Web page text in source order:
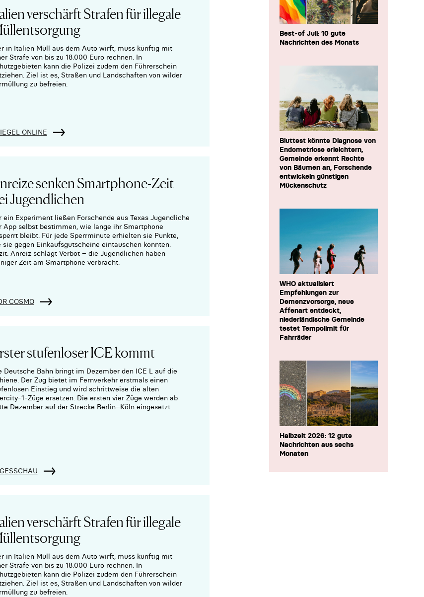
verschärft Strafen für illegale
in Italien Müll aus dem Auto wirft, muss künftig mit
Strafe von bis zu 18.000 Euro rechnen. In
kann die Polizei zudem den Führerschein
Ziel ist es, Straßen und Landschaften von wilder
zu befreien.
ONLINE
senken Smartphone-Zeit
Jugendlichen
ein Experiment ließen Forschende aus Texas Jugendliche
App selbst bestimmen, wie lange ihr Smartphone
bleibt. Für jede Sperrminute erhielten sie Punkte,
sie gegen Einkaufsgutscheine eintauschen konnten.
Anreiz schlägt Verbot – die Jugendlichen haben
Zeit am Smartphone verbracht.
COSMO
stufenloser ICE kommt
Deutsche Bahn bringt im Dezember den ICE L auf die
Der Zug bietet im Fernverkehr erstmals einen
Einstieg und wird schrittweise die alten
1-Züge ersetzen. Die ersten vier Züge werden ab
Dezember auf der Strecke Berlin–Köln eingesetzt.
verschärft Strafen für illegale
in Italien Müll aus dem Auto wirft, muss künftig mit
Strafe von bis zu 18.000 Euro rechnen. In
kann die Polizei zudem den Führerschein
Ziel ist es, Straßen und Landschaften von wilder
zu befreien.
Best-of Juli: 10 gute
Nachrichten des Monats
Bluttest könnte Diagnose von
Endometriose erleichtern,
Gemeinde erkennt Rechte
von Bäumen an, Forschende
entwickeln günstigen
Mückenschutz
WHO aktualisiert
Empfehlungen zur
Demenzvorsorge, neue
Affenart entdeckt,
niederländische Gemeinde
testet Tempolimit für
Fahrräder
Halbzeit 2026: 12 gute
Nachrichten aus sechs
Monaten